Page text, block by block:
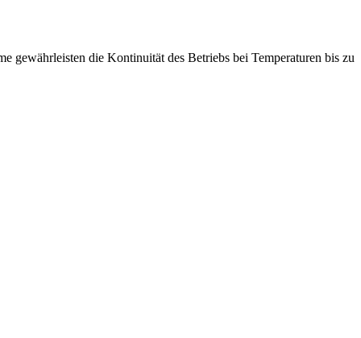
gewährleisten die Kontinuität des Betriebs bei Temperaturen bis zu